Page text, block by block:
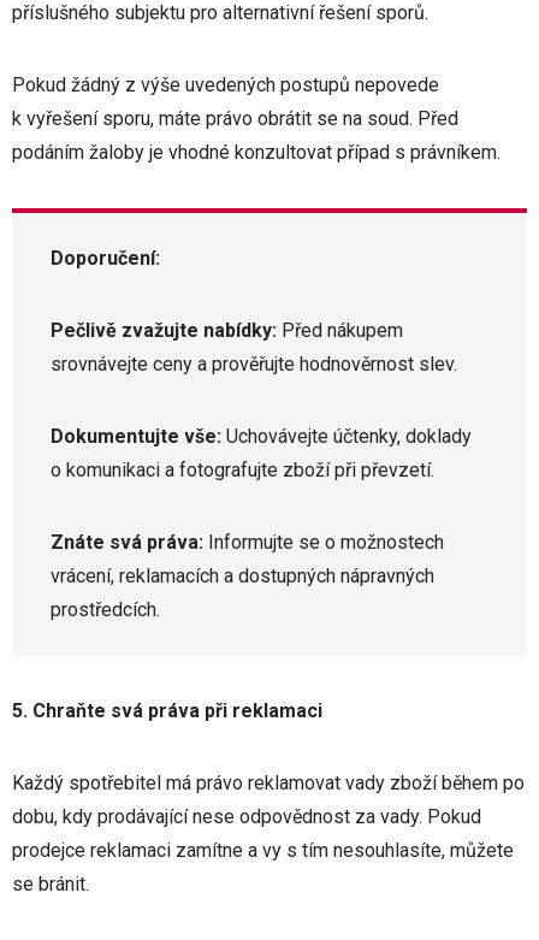
příslušného subjektu pro alternativní řešení sporů.
Pokud žádný z výše uvedených postupů nepovede
k vyřešení sporu, máte právo obrátit se na soud. Před
podáním žaloby je vhodné konzultovat případ s právníkem.
Doporučení:
Pečlivě zvažujte nabídky: Před nákupem
srovnávejte ceny a prověřujte hodnověrnost slev.
Dokumentujte vše: Uchovávejte účtenky, doklady
o komunikaci a fotografujte zboží při převzetí.
Znáte svá práva: Informujte se o možnostech
vrácení, reklamacích a dostupných nápravných
prostředcích.
5. Chraňte svá práva při reklamaci
Každý spotřebitel má právo reklamovat vady zboží během po
dobu, kdy prodávající nese odpovědnost za vady. Pokud
prodejce reklamaci zamítne a vy s tím nesouhlasíte, můžete
se bránit.